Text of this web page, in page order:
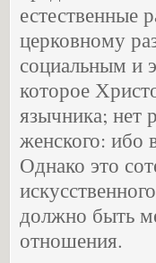
естественные
церковному
социальным и
которое
язычника; нет
женского: ибо
Однако это
должно быть
отношения.